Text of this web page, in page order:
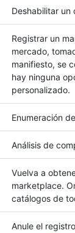
Deshabilitar un
Registrar un
mercado,
manifiesto, se
hay ninguna
personalizado.
Enumeración
Análisis de
Vuelva a
marketplace.
catálogos de
Anule el